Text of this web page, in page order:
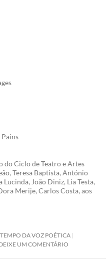
do Ciclo de Teatro e Artes
Teresa Baptista, António
João Diniz, Lia Testa,
Merije, Carlos Costa, aos
DA VOZ POÉTICA
UM COMENTÁRIO